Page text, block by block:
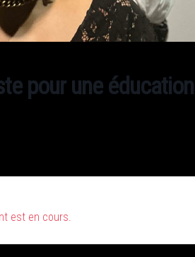
pour une éducation
est en cours.